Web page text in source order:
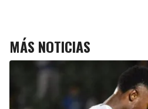
MÁS NOTICIAS